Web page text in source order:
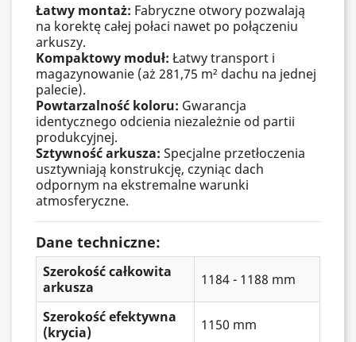
Łatwy montaż: Fabryczne otwory pozwalają
na korektę całej połaci nawet po połączeniu
arkuszy.
Kompaktowy moduł: Łatwy transport i
magazynowanie (aż 281,75 m² dachu na jednej
palecie).
Powtarzalność koloru: Gwarancja
identycznego odcienia niezależnie od partii
produkcyjnej.
Sztywność arkusza: Specjalne przetłoczenia
usztywniają konstrukcję, czyniąc dach
odpornym na ekstremalne warunki
atmosferyczne.
Dane techniczne:
Szerokość całkowita
arkusza
1184 - 1188 mm
Szerokość efektywna
(krycia)
1150 mm